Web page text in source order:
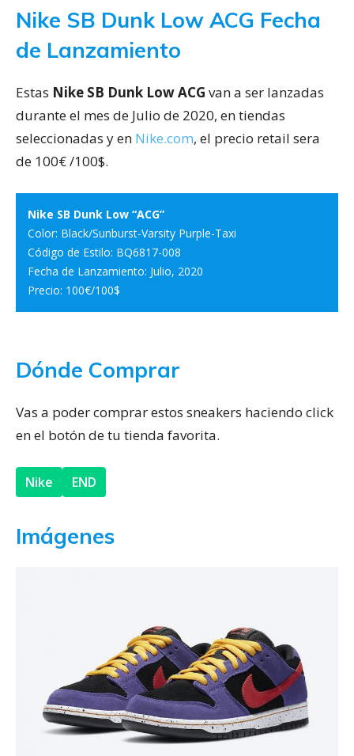
Nike SB Dunk Low ACG Fecha
de Lanzamiento
Estas Nike SB Dunk Low ACG van a ser lanzadas
durante el mes de Julio de 2020, en tiendas
seleccionadas y en Nike.com, el precio retail sera
de 100€ /100$.
Nike SB Dunk Low “ACG”
Color: Black/Sunburst-Varsity Purple-Taxi
Código de Estilo: BQ6817-008
Fecha de Lanzamiento: Julio, 2020
Precio: 100€/100$
Dónde Comprar
Vas a poder comprar estos sneakers haciendo click
en el botón de tu tienda favorita.
Nike END
Imágenes